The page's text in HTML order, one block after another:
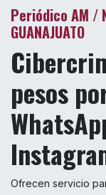
Periódico AM /
GUANAJUATO
pesos
Ofrecen servicio